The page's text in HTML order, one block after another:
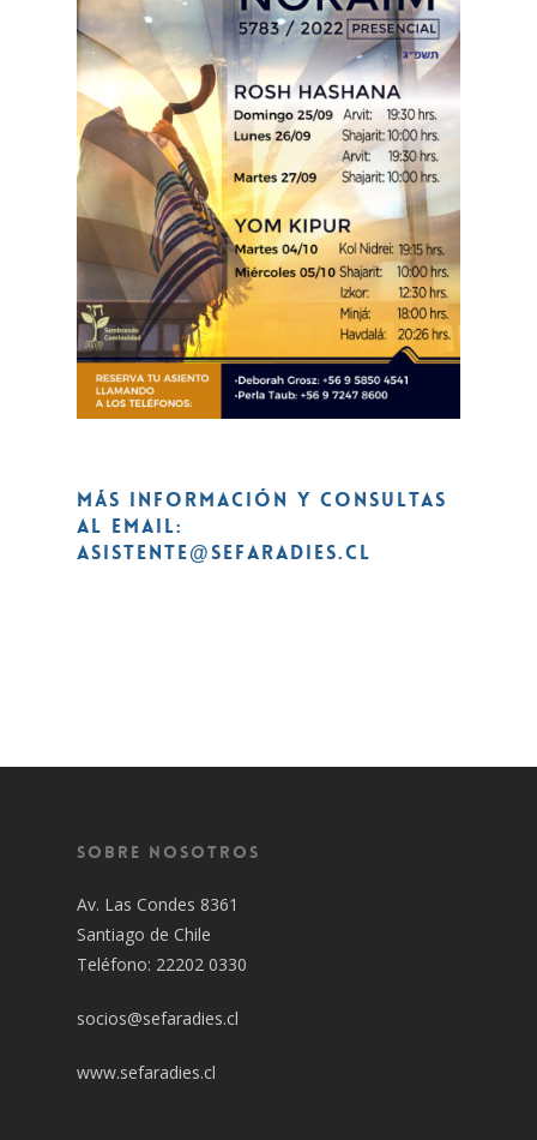
Más información y consultas
al email:
asistente@sefaradies.cl
Sobre Nosotros
Av. Las Condes 8361
Santiago de Chile
Teléfono: 22202 0330
socios@sefaradies.cl
www.sefaradies.cl